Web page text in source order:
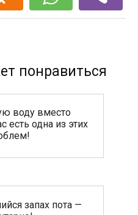
понравиться
воду вместо
есть одна из этих
запах пота —